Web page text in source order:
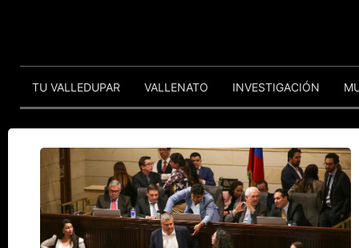
TU VALLEDUPAR VALLENATO INVESTIGACIÓN